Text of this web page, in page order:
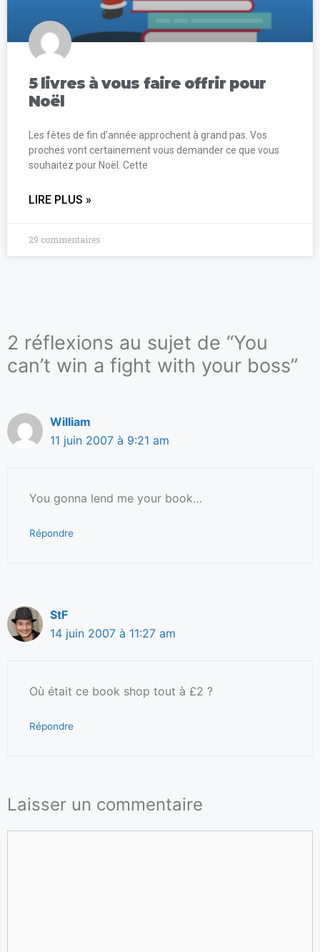
5 livres à vous faire offrir pour
Noël
Les fêtes de fin d’année approchent à grand pas. Vos
proches vont certainement vous demander ce que vous
souhaitez pour Noël. Cette
LIRE PLUS »
29 commentaires
2 réflexions au sujet de “You
can’t win a fight with your boss”
William
11 juin 2007 à 9:21 am
You gonna lend me your book…
Répondre
StF
14 juin 2007 à 11:27 am
Où était ce book shop tout à £2 ?
Répondre
Laisser un commentaire